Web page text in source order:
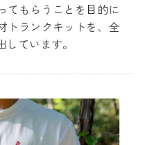
てもらうことを目的に
トランクキットを、全
ています。